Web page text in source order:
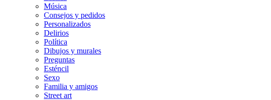
Música
Consejos y pedidos
Personalizados
Delirios
Política
Dibujos y murales
Preguntas
Esténcil
Sexo
Familia y amigos
Street art